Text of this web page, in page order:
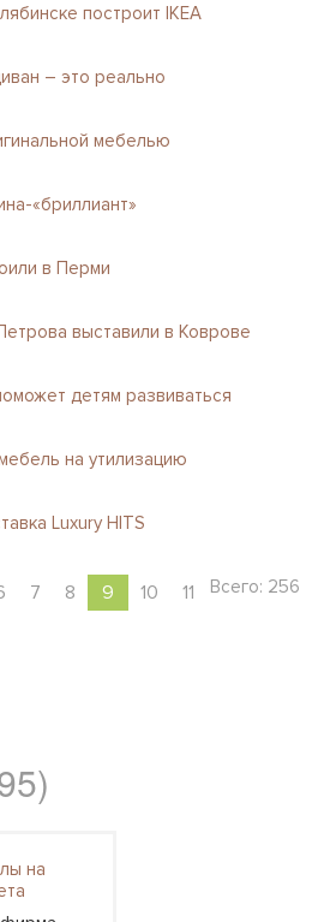
построит IKEA
– это реально
мебелью
«бриллиант»
в Перми
выставили в Коврове
детям развиваться
на утилизацию
Luxury HITS
7 8 9 10 11 Всего: 256
на